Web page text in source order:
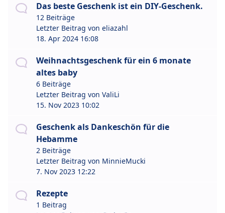
Das beste Geschenk ist ein DIY-Geschenk.
12 Beiträge
Letzter Beitrag von eliazahl
18. Apr 2024 16:08
Weihnachtsgeschenk für ein 6 monate
altes baby
6 Beiträge
Letzter Beitrag von ValiLi
15. Nov 2023 10:02
Geschenk als Dankeschön für die
Hebamme
2 Beiträge
Letzter Beitrag von MinnieMucki
7. Nov 2023 12:22
Rezepte
1 Beitrag